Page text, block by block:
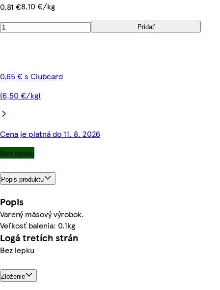
0,81 €8,10 €/kg
Pridať
0,65 € s Clubcard
(6,50 €/kg)
Cena je platná do 11. 8. 2026
Bez lepku
Popis produktu
Popis
Varený mäsový výrobok.
Veľkosť balenia: 0.1kg
Logá tretích strán
Bez lepku
Zloženie